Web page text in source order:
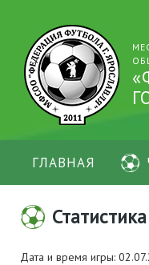
ГЛАВНАЯ
Дата и время игры: